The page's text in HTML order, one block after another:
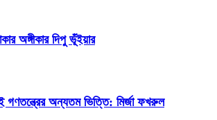
অঙ্গীকার দিপু ভূঁইয়ার
গণতন্ত্রের অন্যতম ভিত্তি: মির্জা ফখরুল